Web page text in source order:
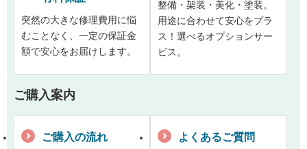
突然の大きな修理費用に悩
むことなく、一定の保証金
額で安心をお届けします。
整備・架装・美化・塗装。
用途に合わせて安心をプラ
ス！選べるオプションサー
ビス。
ご購入案内
ご購入の流れ よくあるご質問